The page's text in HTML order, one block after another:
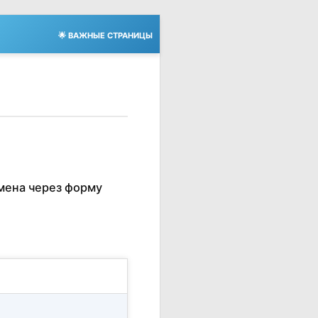
🌟 ВАЖНЫЕ СТРАНИЦЫ
через форму